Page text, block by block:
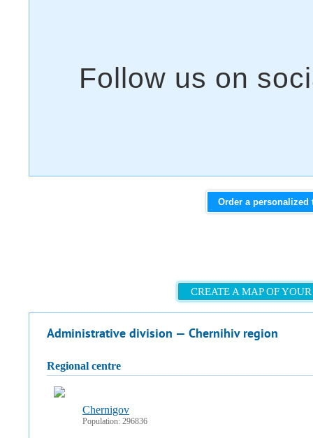
Order a personalized
CREATE A MAP OF
Administrative division — Chernihiv region
regional centre
Chernigov
Population: 296836